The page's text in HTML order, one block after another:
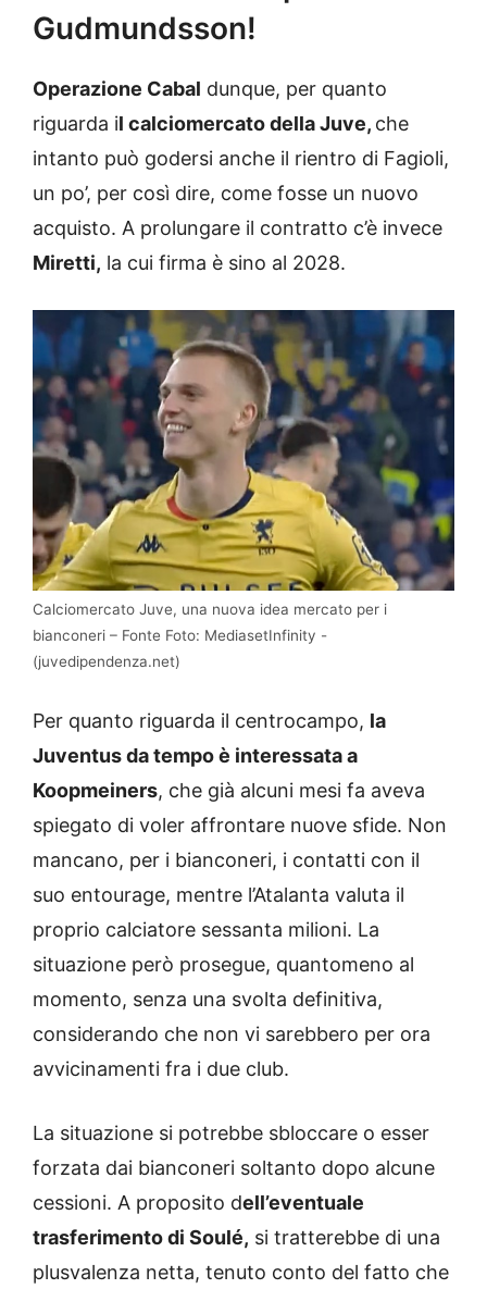
Gudmundsson!
Operazione Cabal dunque, per quanto
riguarda il calciomercato della Juve, che
intanto può godersi anche il rientro di Fagioli,
un po’, per così dire, come fosse un nuovo
acquisto. A prolungare il contratto c’è invece
Miretti, la cui firma è sino al 2028.
Calciomercato Juve, una nuova idea mercato per i
bianconeri – Fonte Foto: MediasetInfinity -
(juvedipendenza.net)
Per quanto riguarda il centrocampo, la
Juventus da tempo è interessata a
Koopmeiners, che già alcuni mesi fa aveva
spiegato di voler affrontare nuove sfide. Non
mancano, per i bianconeri, i contatti con il
suo entourage, mentre l’Atalanta valuta il
proprio calciatore sessanta milioni. La
situazione però prosegue, quantomeno al
momento, senza una svolta definitiva,
considerando che non vi sarebbero per ora
avvicinamenti fra i due club.
La situazione si potrebbe sbloccare o esser
forzata dai bianconeri soltanto dopo alcune
cessioni. A proposito dell’eventuale
trasferimento di Soulé, si tratterebbe di una
plusvalenza netta, tenuto conto del fatto che